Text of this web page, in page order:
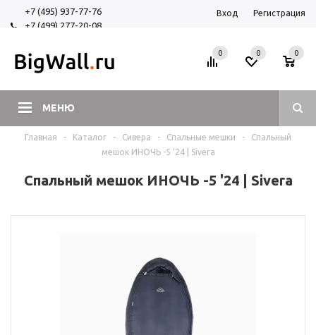
+7 (495) 937-77-76
+7 (499) 277-20-08
Вход Регистрация
МЕНЮ
0 0
0
Главная - Каталог - Сивера - Спальные мешки -
Спальный
мешок ИНОЧЬ -5 '24 | Sivera
Спальный мешок ИНОЧЬ -5 '24 | Sivera